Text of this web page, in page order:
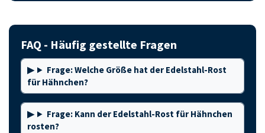
FAQ - Häufig gestellte Fragen
Frage: Welche Größe hat der Edelstahl-Rost
für Hähnchen?
Frage: Kann der Edelstahl-Rost für Hähnchen
rosten?